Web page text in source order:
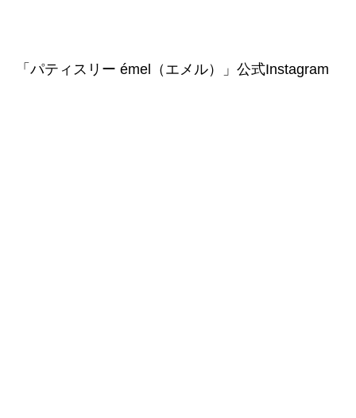
「パティスリー émel（エメル）」公式Instagram